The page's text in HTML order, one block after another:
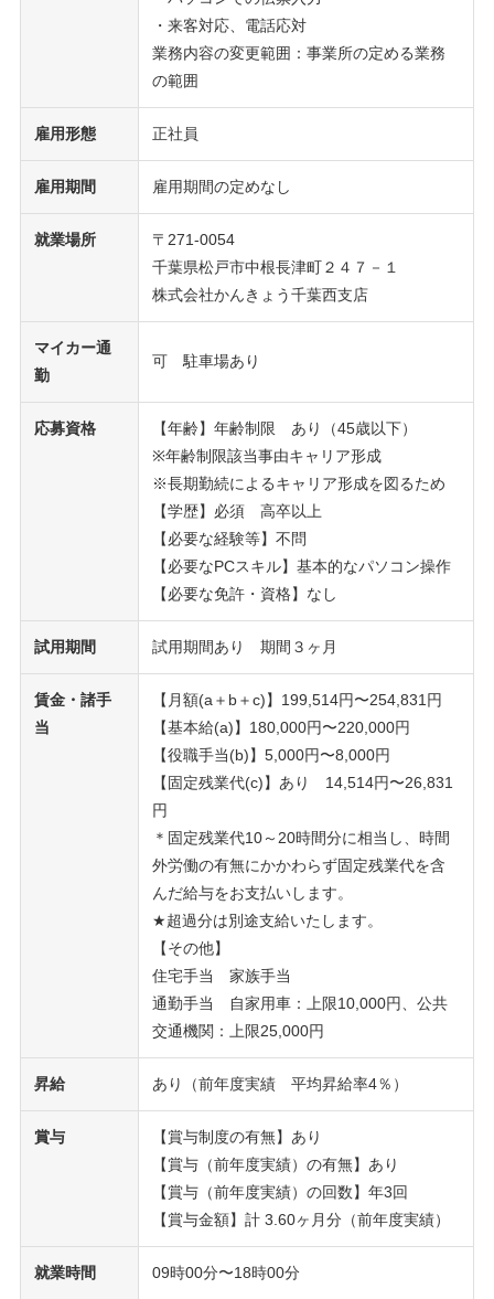
・来客対応、電話応対
業務内容の変更範囲：事業所の定める業務
の範囲
雇用形態 正社員
雇用期間 雇用期間の定めなし
就業場所
〒271-0054
千葉県松戸市中根長津町２４７－１
株式会社かんきょう千葉西支店
マイカー通
勤
可 駐車場あり
応募資格
【年齢】年齢制限 あり（45歳以下）
※年齢制限該当事由キャリア形成
※長期勤続によるキャリア形成を図るため
【学歴】必須 高卒以上
【必要な経験等】不問
【必要なPCスキル】基本的なパソコン操作
【必要な免許・資格】なし
試用期間 試用期間あり 期間３ヶ月
賃金・諸手
当
【月額(a＋b＋c)】199,514円〜254,831円
【基本給(a)】180,000円〜220,000円
【役職手当(b)】5,000円〜8,000円
【固定残業代(c)】あり 14,514円〜26,831
円
＊固定残業代10～20時間分に相当し、時間
外労働の有無にかかわらず固定残業代を含
んだ給与をお支払いします。
★超過分は別途支給いたします。
【その他】
住宅手当 家族手当
通勤手当 自家用車：上限10,000円、公共
交通機関：上限25,000円
昇給 あり（前年度実績 平均昇給率4％）
賞与
【賞与制度の有無】あり
【賞与（前年度実績）の有無】あり
【賞与（前年度実績）の回数】年3回
【賞与金額】計 3.60ヶ月分（前年度実績）
就業時間 09時00分〜18時00分